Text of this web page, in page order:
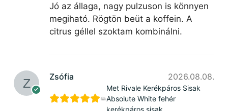
Jó az állaga, nagy pulzuson is könnyen
megiható. Rögtön beüt a koffein. A
citrus géllel szoktam kombinálni.
Zsófia 2026.08.08.
Met Rivale Kerékpáros Sisak
Absolute White fehér
kerékpáros sisak